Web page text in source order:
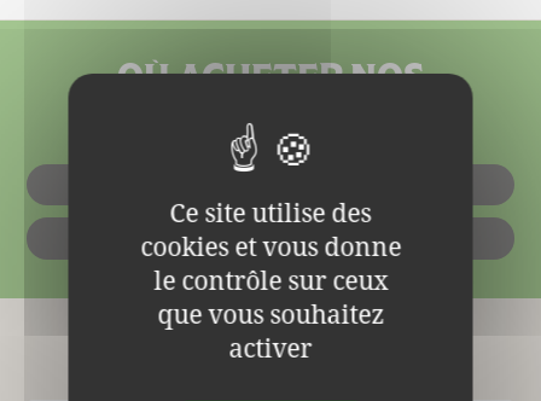
OÙ ACHETER NOS
PRODUITS ?
EN LIGNE
Le Blog
Ce site utilise des
cookies et vous donne
le contrôle sur ceux
que vous souhaitez
activer